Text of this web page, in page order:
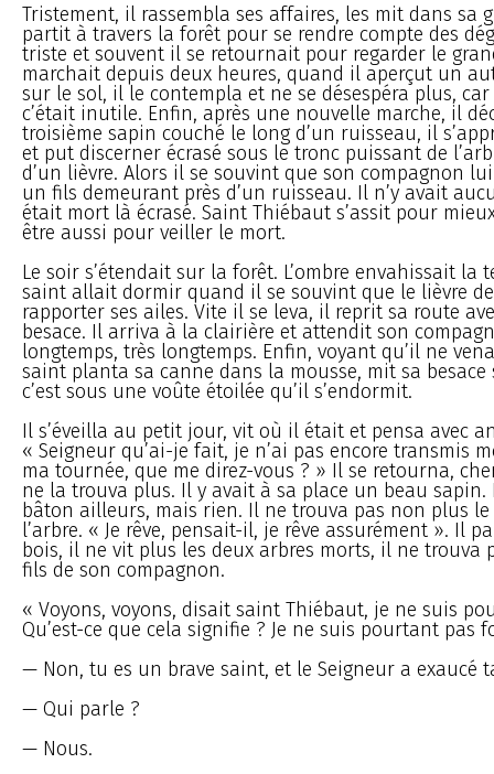
Tristement, il rassembla ses affaires, les mit dans sa
partit à travers la forêt pour se rendre compte des
triste et souvent il se retournait pour regarder le
marchait depuis deux heures, quand il aperçut un
sur le sol, il le contempla et ne se désespéra plus,
c’était inutile. Enfin, après une nouvelle marche, il
troisième sapin couché le long d’un ruisseau, il
et put discerner écrasé sous le tronc puissant de
d’un lièvre. Alors il se souvint que son compagnon
un fils demeurant près d’un ruisseau. Il n’y avait
était mort là écrasé. Saint Thiébaut s’assit pour
être aussi pour veiller le mort.
Le soir s’étendait sur la forêt. L’ombre envahissait la
saint allait dormir quand il se souvint que le lièvre
rapporter ses ailes. Vite il se leva, il reprit sa route
besace. Il arriva à la clairière et attendit son
longtemps, très longtemps. Enfin, voyant qu’il ne
saint planta sa canne dans la mousse, mit sa besace
c’est sous une voûte étoilée qu’il s’endormit.
Il s’éveilla au petit jour, vit où il était et pensa avec
« Seigneur qu’ai-je fait, je n’ai pas encore transmis
ma tournée, que me direz-vous ? » Il se retourna,
ne la trouva plus. Il y avait à sa place un beau sapin.
bâton ailleurs, mais rien. Il ne trouva pas non plus le
l’arbre. « Je rêve, pensait-il, je rêve assurément ». Il
bois, il ne vit plus les deux arbres morts, il ne trouva
fils de son compagnon.
« Voyons, voyons, disait saint Thiébaut, je ne suis
Qu’est-ce que cela signifie ? Je ne suis pourtant pas
— Non, tu es un brave saint, et le Seigneur a exaucé
— Qui parle ?
— Nous.